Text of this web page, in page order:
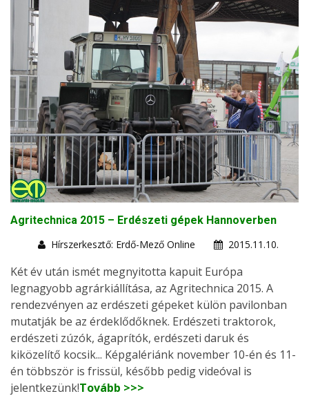
Agritechnica 2015 – Erdészeti gépek Hannoverben
Hírszerkesztő: Erdő-Mező Online
2015.11.10.
Két év után ismét megnyitotta kapuit Európa
legnagyobb agrárkiállítása, az Agritechnica 2015. A
rendezvényen az erdészeti gépeket külön pavilonban
mutatják be az érdeklődőknek. Erdészeti traktorok,
erdészeti zúzók, ágaprítók, erdészeti daruk és
kiközelítő kocsik... Képgalériánk november 10-én és 11-
én többször is frissül, később pedig videóval is
jelentkezünk!Tovább >>>